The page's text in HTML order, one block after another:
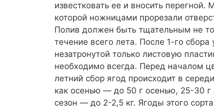
известковать ее и вносить
которой ножницами прорезали
Полив должен быть тщательным не
течение всего лета. После 1-го
незатронутой только листовую
необходимо всегда. Перед началом
летний сбор ягод происходит в
как осенью — до 50 г осенью, 25-30 г
сезон — до 2-2,5 кг. Ягоды этого